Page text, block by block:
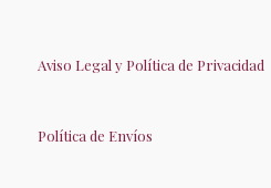
Aviso Legal y Política de Privacidad
Política de Envíos